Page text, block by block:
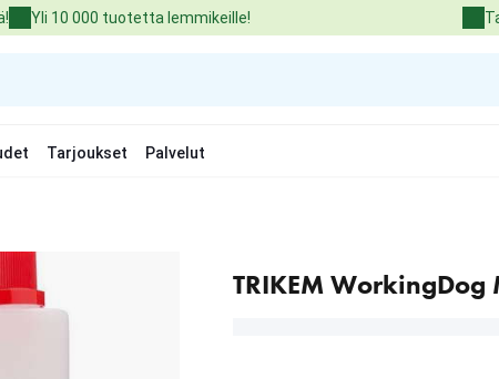
Yli 10 000 tuotetta lemmikeille!
Tarjoukset Palvelut
TRIKEM